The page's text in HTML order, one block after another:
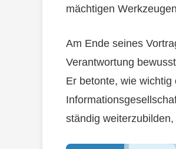
mächtigen
Am Ende seines
Verantwortung
Er betonte, wie
ständig